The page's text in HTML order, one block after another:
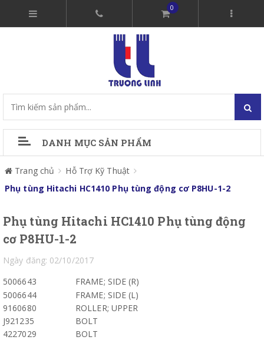
0
DANH MỤC SẢN PHẨM
Trang chủ
Hỗ Trợ Kỹ Thuật
Phụ tùng Hitachi HC1410 Phụ tùng động cơ P8HU-1-2
Phụ tùng Hitachi HC1410 Phụ tùng động
cơ P8HU-1-2
Ngày đăng: 02/10/2017
5006643
FRAME; SIDE (R)
5006644
FRAME; SIDE (L)
9160680
ROLLER; UPPER
J921235
BOLT
4227029
BOLT